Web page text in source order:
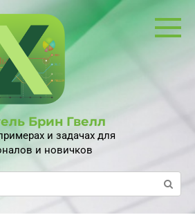
Брин Гвелл
и задачах для
и новичков